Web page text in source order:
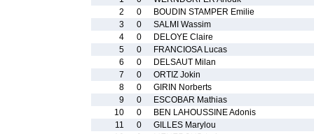
2
0
BOUDIN STAMPER Emilie
3
0
SALMI Wassim
4
0
DELOYE Claire
5
0
FRANCIOSA Lucas
6
0
DELSAUT Milan
7
0
ORTIZ Jokin
8
0
GIRIN Norberts
9
0
ESCOBAR Mathias
10
0
BEN LAHOUSSINE Adonis
11
0
GILLES Marylou